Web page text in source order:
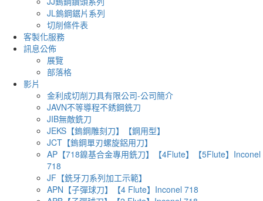
JL鎢鋼鋸片系列
切削條件表
客製化服務
訊息公佈
展覽
部落格
影片
金利成切削刀具有限公司-公司簡介
JAVN不等導程不銹鋼銑刀
JIB無敵銑刀
JEKS【鎢鋼雕刻刀】【鋼用型】
JCT【鎢鋼單刃螺旋鋁用刀】
AP【718鎳基合金專用銑刀】【4Flute】【5Flute】Inconel
718
JF【銑牙刀系列加工示範】
APN【子彈球刀】【4 Flute】Inconel 718